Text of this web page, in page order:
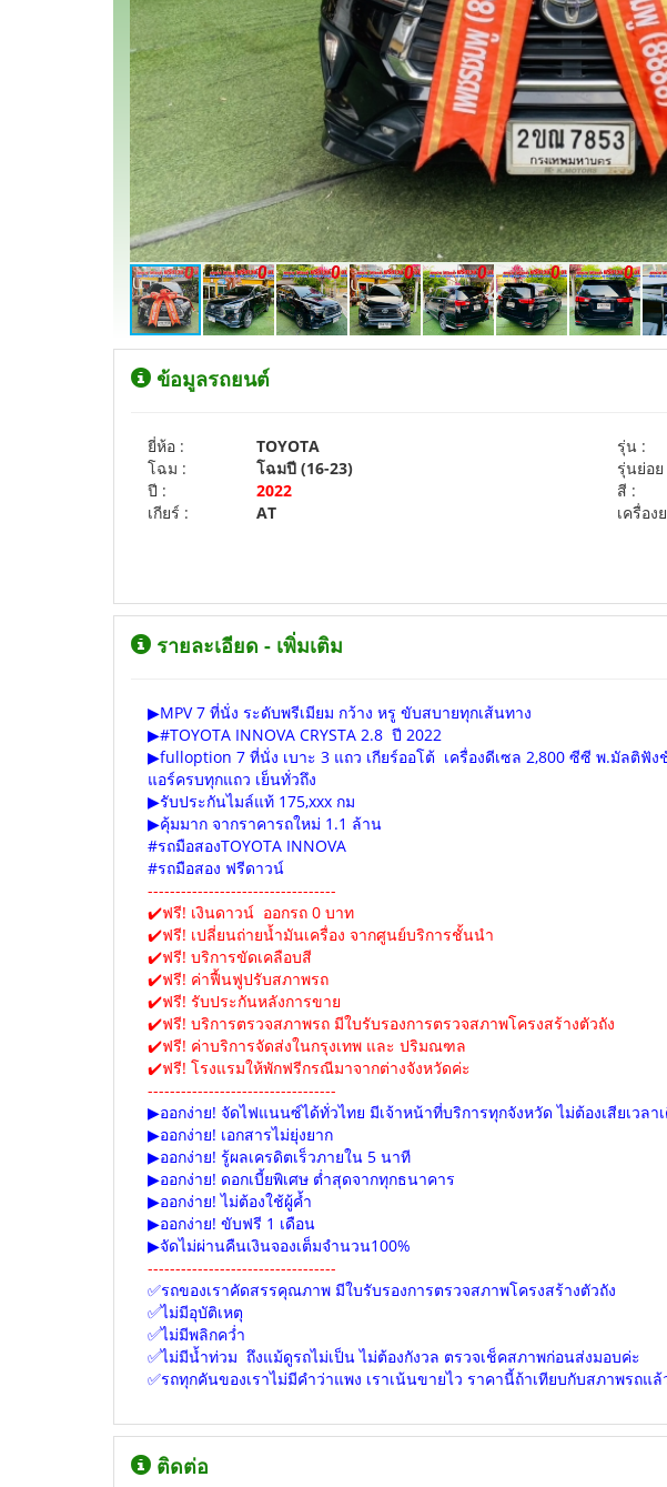
ข้อมูลรถยนต์
ยี่ห้อ : TOYOTA รุ่น :
โฉม :
โฉมปี (16-23) รุ่นย่อย
ปี :
2022 สี :
เกียร์ :
AT เครื่อง
รายละเอียด - เพิ่มเติม
▶MPV 7 ที่นั่ง ระดับพรีเมียม กว้าง หรู ขับสบายทุกเส้นทาง
▶#TOYOTA INNOVA CRYSTA 2.8 ปี 2022
▶fulloption 7 ที่นั่ง เบาะ 3 แถว เกียร์ออโต้ เครื่องดีเซล 2,800 ซีซี พ.มัลติฟั
แอร์ครบทุกแถว เย็นทั่วถึง
▶รับประกันไมล์แท้ 175,xxx กม
▶คุ้มมาก จากราคารถใหม่ 1.1 ล้าน
#รถมือสองTOYOTA INNOVA
#รถมือสอง ฟรีดาวน์
----------------------------------
✔️ฟรี! เงินดาวน์ ออกรถ 0 บาท
✔️ฟรี! เปลี่ยนถ่ายน้ำมันเครื่อง จากศูนย์บริการชั้นนำ
✔️ฟรี! บริการขัดเคลือบสี
✔️ฟรี! ค่าฟื้นฟูปรับสภาพรถ
✔️ฟรี! รับประกันหลังการขาย
✔️ฟรี! บริการตรวจสภาพรถ มีใบรับรองการตรวจสภาพโครงสร้างตัวถัง
✔️ฟรี! ค่าบริการจัดส่งในกรุงเทพ และ ปริมณฑล
✔️ฟรี! โรงแรมให้พักฟรีกรณีมาจากต่างจังหวัดค่ะ
----------------------------------
▶ออกง่าย! จัดไฟแนนซ์ได้ทั่วไทย มีเจ้าหน้าที่บริการทุกจังหวัด ไม่ต้องเสียเวลา
▶ออกง่าย! เอกสารไม่ยุ่งยาก
▶ออกง่าย! รู้ผลเครดิตเร็วภายใน 5 นาที
▶ออกง่าย! ดอกเบี้ยพิเศษ ต่ำสุดจากทุกธนาคาร
▶ออกง่าย! ไม่ต้องใช้ผู้ค้ำ
▶ออกง่าย! ขับฟรี 1 เดือน
▶จัดไม่ผ่านคืนเงินจองเต็มจำนวน100%
----------------------------------
✅รถของเราคัดสรรคุณภาพ มีใบรับรองการตรวจสภาพโครงสร้างตัวถัง
✅ไม่มีอุบัติเหตุ
✅ไม่มีพลิกคว่ำ
✅ไม่มีน้ำท่วม ถึงแม้ดูรถไม่เป็น ไม่ต้องกังวล ตรวจเช็คสภาพก่อนส่งมอบค่ะ
✅รถทุกคันของเราไม่มีคำว่าแพง เราเน้นขายไว ราคานี้ถ้าเทียบกับสภาพรถ
ติดต่อ